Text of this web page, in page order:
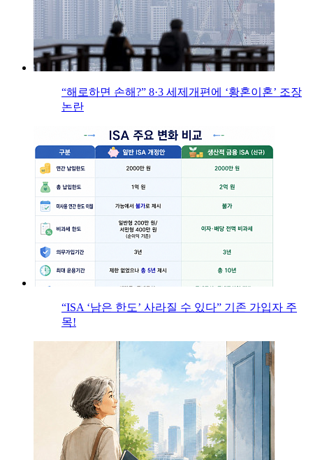
“해로하면 손해?” 8·3 세제개편에 ‘황혼이혼’ 조장
논란
“ISA ‘남은 한도’ 사라질 수 있다” 기존 가입자 주
목!